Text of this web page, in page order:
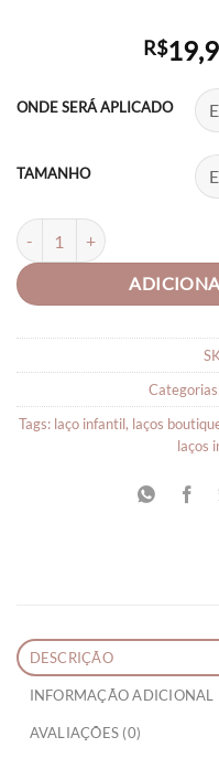
R$
ONDE SERÁ APLICADO
TAMANHO
LAÇO DE FITA NUVEM
Tags: laço infantil, laços
laços
DESCRIÇÃO
INFORMAÇÃO ADICIONAL
AVALIAÇÕES (0)